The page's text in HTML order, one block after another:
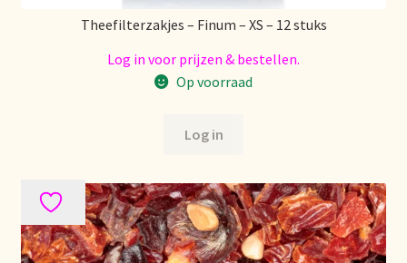
Privacyverklaring
Product range
Retours et garantie
Returns and warranty
Theefilterzakjes – Finum – XS – 12 stuks
Log in voor prijzen & bestellen.
Op voorraad
Log in